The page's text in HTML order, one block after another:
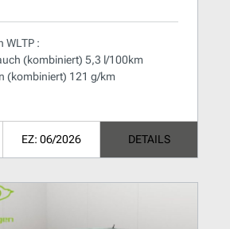
WLTP :
(kombiniert) 5,3 l/100km
(kombiniert) 121 g/km
EZ: 06/2026 DETAILS